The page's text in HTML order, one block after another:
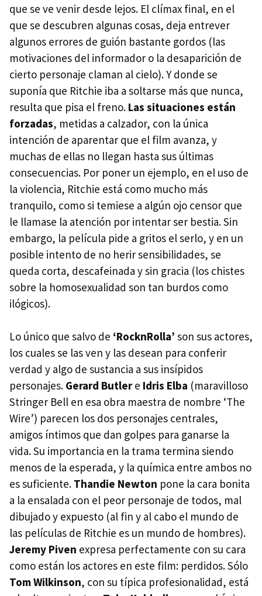
que se ve venir desde lejos. El clímax final, en el
que se descubren algunas cosas, deja entrever
algunos errores de guión bastante gordos (las
motivaciones del informador o la desaparición de
cierto personaje claman al cielo). Y donde se
suponía que Ritchie iba a soltarse más que nunca,
resulta que pisa el freno. Las situaciones están
forzadas, metidas a calzador, con la única
intención de aparentar que el film avanza, y
muchas de ellas no llegan hasta sus últimas
consecuencias. Por poner un ejemplo, en el uso de
la violencia, Ritchie está como mucho más
tranquilo, como si temiese a algún ojo censor que
le llamase la atención por intentar ser bestia. Sin
embargo, la película pide a gritos el serlo, y en un
posible intento de no herir sensibilidades, se
queda corta, descafeinada y sin gracia (los chistes
sobre la homosexualidad son tan burdos como
ilógicos).
Lo único que salvo de ‘RocknRolla’ son sus actores,
los cuales se las ven y las desean para conferir
verdad y algo de sustancia a sus insípidos
personajes. Gerard Butlere Idris Elba (maravilloso
Stringer Bell en esa obra maestra de nombre ‘The
Wire’) parecen los dos personajes centrales,
amigos íntimos que dan golpes para ganarse la
vida. Su importancia en la trama termina siendo
menos de la esperada, y la química entre ambos no
es suficiente. Thandie Newton pone la cara bonita
a la ensalada con el peor personaje de todos, mal
dibujado y expuesto (al fin y al cabo el mundo de
las películas de Ritchie es un mundo de hombres).
Jeremy Piven expresa perfectamente con su cara
como están los actores en este film: perdidos. Sólo
Tom Wilkinson, con su típica profesionalidad, está